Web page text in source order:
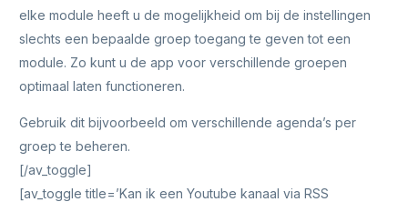
elke module heeft u de mogelijkheid om bij de instellingen
slechts een bepaalde groep toegang te geven tot een
module. Zo kunt u de app voor verschillende groepen
optimaal laten functioneren.
Gebruik dit bijvoorbeeld om verschillende agenda’s per
groep te beheren.
[/av_toggle]
[av_toggle title=’Kan ik een Youtube kanaal via RSS